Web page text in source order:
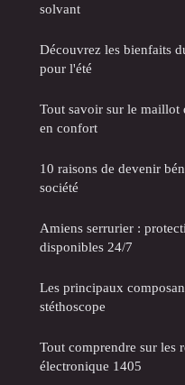
solvant
Découvrez les bienfaits
pour l'été
Tout savoir sur le maillot
en confort
10 raisons de devenir
société
Amiens serrurier :
disponibles 24/7
Les principaux
stéthoscope
Tout comprendre sur les
électronique 1405